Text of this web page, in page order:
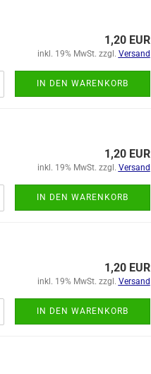
1,20 EUR
inkl. 19% MwSt. zzgl. Versand
IN DEN WARENKORB
1,20 EUR
inkl. 19% MwSt. zzgl. Versand
IN DEN WARENKORB
1,20 EUR
inkl. 19% MwSt. zzgl. Versand
IN DEN WARENKORB